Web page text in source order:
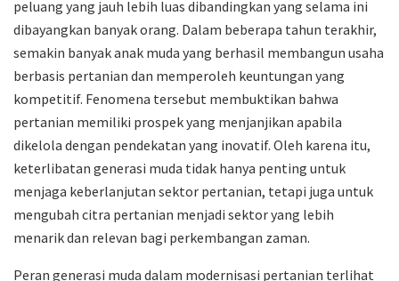
peluang yang jauh lebih luas dibandingkan yang selama ini
dibayangkan banyak orang. Dalam beberapa tahun terakhir,
semakin banyak anak muda yang berhasil membangun usaha
berbasis pertanian dan memperoleh keuntungan yang
kompetitif. Fenomena tersebut membuktikan bahwa
pertanian memiliki prospek yang menjanjikan apabila
dikelola dengan pendekatan yang inovatif. Oleh karena itu,
keterlibatan generasi muda tidak hanya penting untuk
menjaga keberlanjutan sektor pertanian, tetapi juga untuk
mengubah citra pertanian menjadi sektor yang lebih
menarik dan relevan bagi perkembangan zaman.
Peran generasi muda dalam modernisasi pertanian terlihat